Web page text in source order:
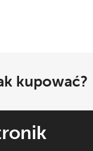
kupować?